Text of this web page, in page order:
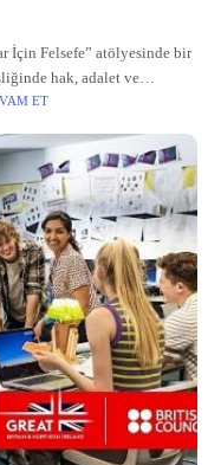
İçin Felsefe” atölyesinde bir
hak, adalet ve
konuştu.
ET